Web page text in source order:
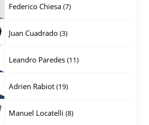
Federico Chiesa 77
Juan Cuadrado 33
Leandro Paredes 1111
Adrien Rabiot 1919
Manuel Locatelli 88